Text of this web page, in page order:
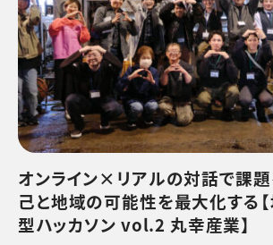
オンライン×リアルの対話で課題
己と地域の可能性を最大化する
型ハッカソン vol.2 丸幸産業】